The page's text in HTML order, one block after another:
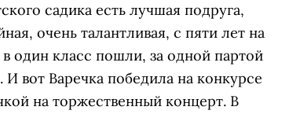
садика есть лучшая подруга,
очень талантливая, с пяти лет на
один класс пошли, за одной партой
вот Варечка победила на конкурсе
на торжественный концерт. В